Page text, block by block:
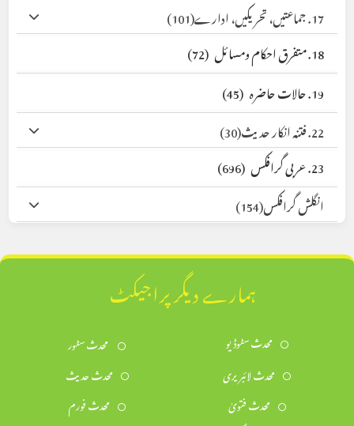
17. جماعتیں، تحریکیں، ادارے
(101)
18. متفرق احکام ومسائل
(72)
19. حالات حاضرہ
(45)
22. فتنہ انکار حدیث
(30)
23. عربی گرافکس
(696)
انگلش گرافکس(154)
ہمارے دیگر پراجیکٹ
محدث سٹوڈیو
محدث سٹور
محدث لائبریری
محدث حدیث
محدث فتویٰ
محدث فورم